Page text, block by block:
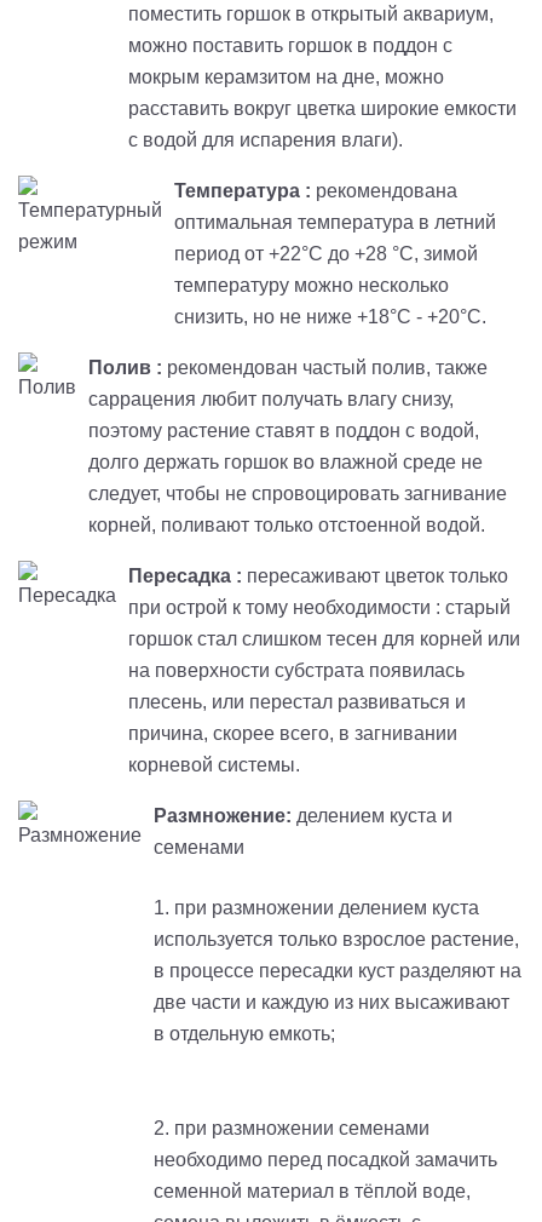
поместить горшок в открытый аквариум,
можно поставить горшок в поддон с
мокрым керамзитом на дне, можно
расставить вокруг цветка широкие емкости
с водой для испарения влаги).
Температура : рекомендована
оптимальная температура в летний
период от +22°С до +28 °С, зимой
температуру можно несколько
снизить, но не ниже +18°С - +20°С.
Полив : рекомендован частый полив, также
саррацения любит получать влагу снизу,
поэтому растение ставят в поддон с водой,
долго держать горшок во влажной среде не
следует, чтобы не спровоцировать загнивание
корней, поливают только отстоенной водой.
Пересадка : пересаживают цветок только
при острой к тому необходимости : старый
горшок стал слишком тесен для корней или
на поверхности субстрата появилась
плесень, или перестал развиваться и
причина, скорее всего, в загнивании
корневой системы.
Размножение: делением куста и
семенами
1. при размножении делением куста
используется только взрослое растение,
в процессе пересадки куст разделяют на
две части и каждую из них высаживают
в отдельную емкоть;
2. при размножении семенами
необходимо перед посадкой замачить
семенной материал в тёплой воде,